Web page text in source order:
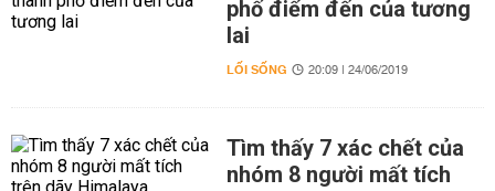
phố điểm đến của tương
lai
LỐI SỐNG 20:09 | 24/06/2019
Tìm thấy 7 xác chết của
nhóm 8 người mất tích